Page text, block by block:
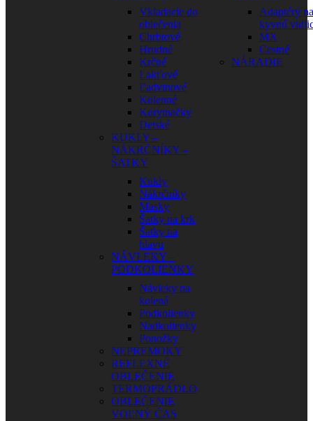
Vkladacie do
oblečenia
Chrbtové
Hrudné
Krčné
Lakťové
Ľadvinové
Kolenné
Korytnačky
Detské
KUKLY –
NÁKRČNÍKY –
ŠATKY
Kukly
Nákrčníky
Masky
Šatky na krk
Šatky na
hlavu
NÁVLEKY –
PODKOLIENKY
Návleky na
kolená
Podkolienky
Nadkolienky
Ponožky
NEPREMOKY
REFLEXNÉ
OBLEČENIE
TERMOPRÁDLO
OBLEČENIE
VOĽNÝ ČAS
Adaptéry na
kyvnú
MX
Cestné
NÁRADIE